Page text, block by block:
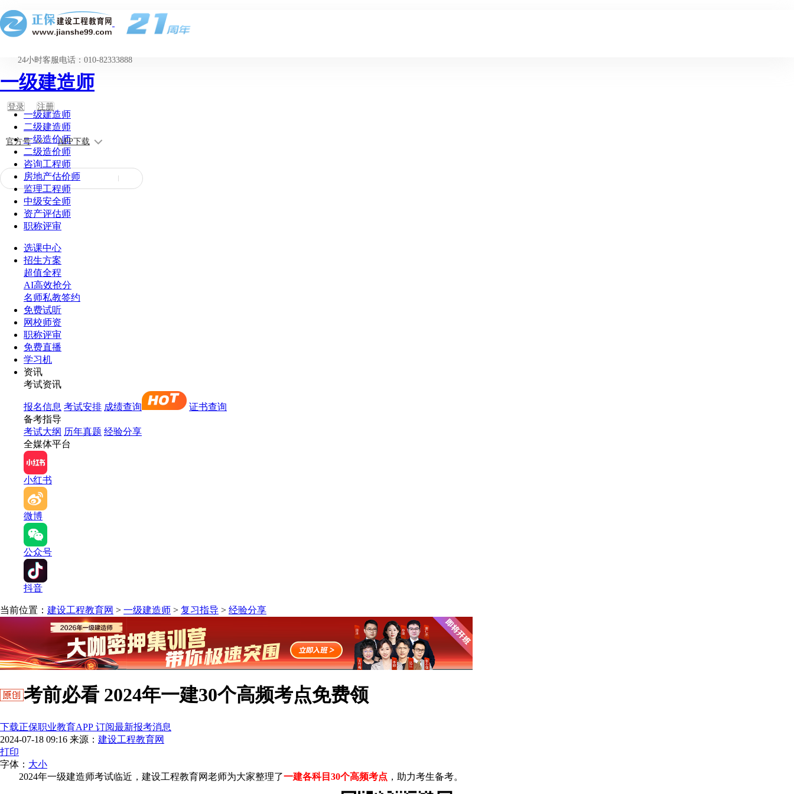
24小时客服电话：010-82333888
登录 注册
官方号 APP下载
一级建造师
一级建造师
二级建造师
一级造价师
二级造价师
咨询工程师
房地产估价师
监理工程师
中级安全师
资产评估师
职称评审
选课中心
招生方案
超值全程
AI高效抢分
名师私教签约
免费试听
网校师资
职称评审
免费直播
学习机
资讯
考试资讯
报名信息 考试安排 成绩查询
证书查询
备考指导
考试大纲 历年真题 经验分享
全媒体平台
小红书
微博
公众号
抖音
当前位置： 建设工程教育网 > 一级建造师 > 复习指导 > 经验分享
考前必看 2024年一建30个高频考点免费领
下载正保职业教育APP 订阅最新报考消息
2024-07-18 09:16 来源： 建设工程教育网
打印
字体： 大小
2024年一级建造师考试临近，建设工程教育网老师为大家整理了一建各科目30个高频考点 ，助力考生备考。